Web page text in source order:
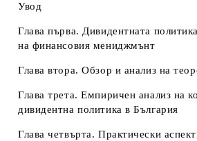
Увод
Глава първа. Дивидентната
на финансовия мениджмънт
Глава втора. Обзор и анализ на
Глава трета. Емпиричен анализ на
дивидентна политика в България
Глава четвърта. Практически